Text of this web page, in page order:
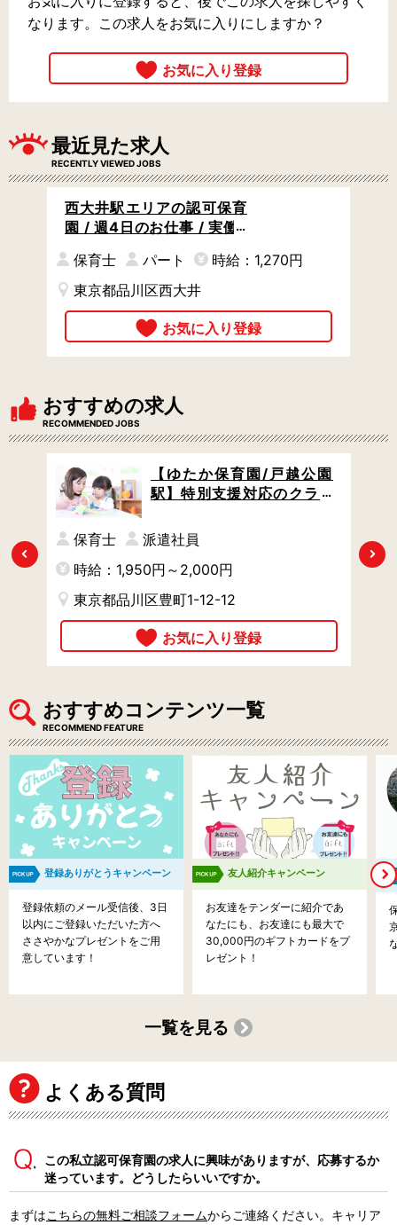
なります。この求人をお気に入りにしますか？
最近見た求人
RECENTLY VIEWED JOBS
西大井駅エリアの認可保育
園 / 週4日のお仕事 / 実働5
保育士 パート
時給：1,270円
東京都品川区西大井
おすすめの求人
RECOMMENDED JOBS
Previous
【ゆたか保育園/戸越公園
駅】特別支援対応のクラス
のサポート体制でスキルア
ップできる環境 / やりがい充
実
保育士
派遣社員
時給：1,950円～2,000円
東京都品川区豊町1-12-12
Next
おすすめコンテンツ一覧
RECOMMEND FEATURE
登録ありがとうキャンペーン
登録依頼のメール受信後、3日
以内にご登録いただいた方へ
ささやかなプレゼントをご用
意しています！
友人紹介キャンペーン
お友達をテンダーに紹介であ
なたにも、お友達にも最大で
30,000円のギフトカードをプ
レゼント！
一覧を見る
よくある質問
この私立認可保育園の求人に興味がありますが、応募するか
迷っています。どうしたらいいですか。
まずはこちらの無料ご相談フォームからご連絡ください。キャリア